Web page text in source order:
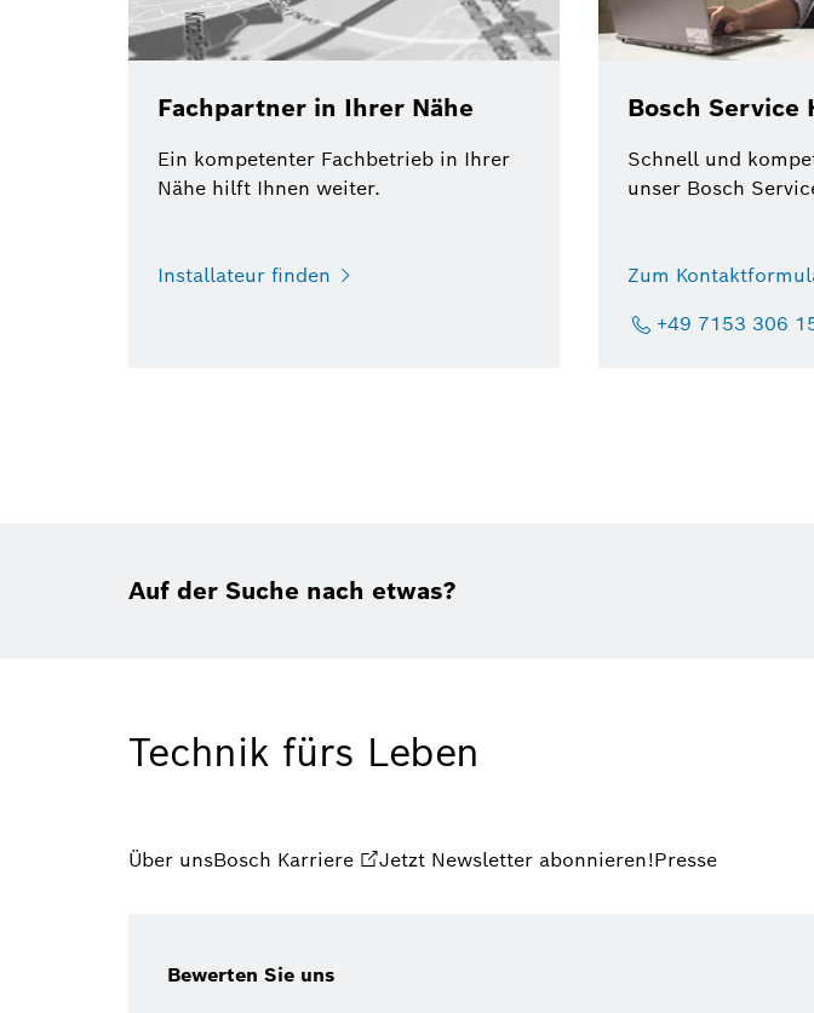
Fachpartner in Ihrer Nähe
Ein kompetenter Fachbetrieb in Ihrer
Nähe hilft Ihnen weiter.
Installateur finden
Bosch Service
Schnell und
unser Bosch
Zum
+49 7153 306
Auf der Suche nach etwas?
Technik fürs Leben
Über unsBosch Karriere Jetzt Newsletter abonnieren!Presse
Bewerten Sie uns